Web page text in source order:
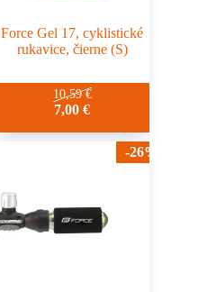
Force Gel 17, cyklistické
rukavice, čierne (S)
10,59€
7,00€
-26%